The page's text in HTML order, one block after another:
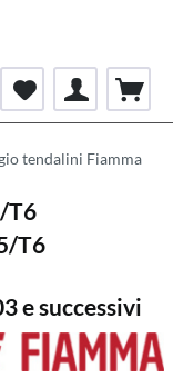
tendalini Fiamma
T6
T6
e successivi